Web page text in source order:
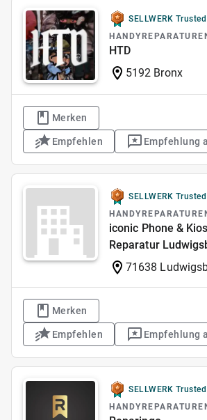
SELLWERK Trusted
HTD
5192 Bronx
Merken
Empfehlen Empfehlung
SELLWERK Trusted
iconic Phone &
Reparatur
71638
Merken
Empfehlen Empfehlung
SELLWERK Trusted